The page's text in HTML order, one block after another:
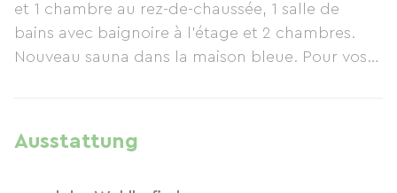
et 1 chambre au rez-de-chaussée, 1 salle de
bains avec baignoire à l'étage et 2 chambres.
Nouveau sauna dans la maison bleue. Pour vos
grandes marées, ses plages de sable fin, sa
Ausstattung